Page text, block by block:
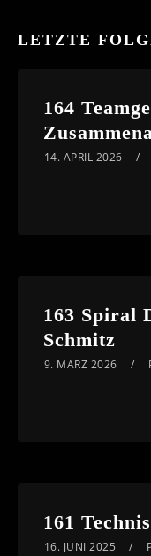
LETZTE
164
14. APRIL 2026
163 Spiral
Schmitz
9. MÄRZ 2026
161
16. JUNI 2025